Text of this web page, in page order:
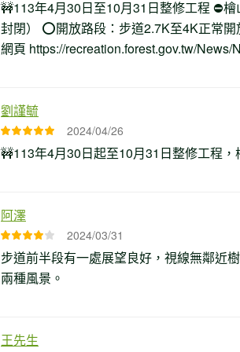
🚧113年4月30日至10月31日整修工程 ⛔
封閉） ⭕開放路段：步道2.7K至4K正常
網頁 https://recreation.forest.gov.tw/
劉謹毓
2024/04/26
🚧113年4月30日起至10月31日整修工程
阿澤
2024/03/31
步道前半段有一處展望良好，視線無鄰近
兩種風景。
王先生